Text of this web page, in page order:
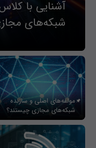
آشنایی با
شبکه‌های
مولفه‌های اصلی و سازنده
شبکه‌های مجازی چیستند؟